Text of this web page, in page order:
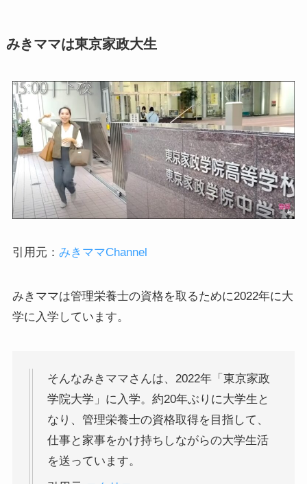
みきママは東京家政大生
引用元： みきママChannel
みきママは管理栄養士の資格を取るために2022年に大
学に入学しています。
そんなみきママさんは、2022年「東京家政
学院大学」に入学。約20年ぶりに大学生と
なり、管理栄養士の資格取得を目指して、
仕事と家事をかけ持ちしながらの大学生活
を送っています。